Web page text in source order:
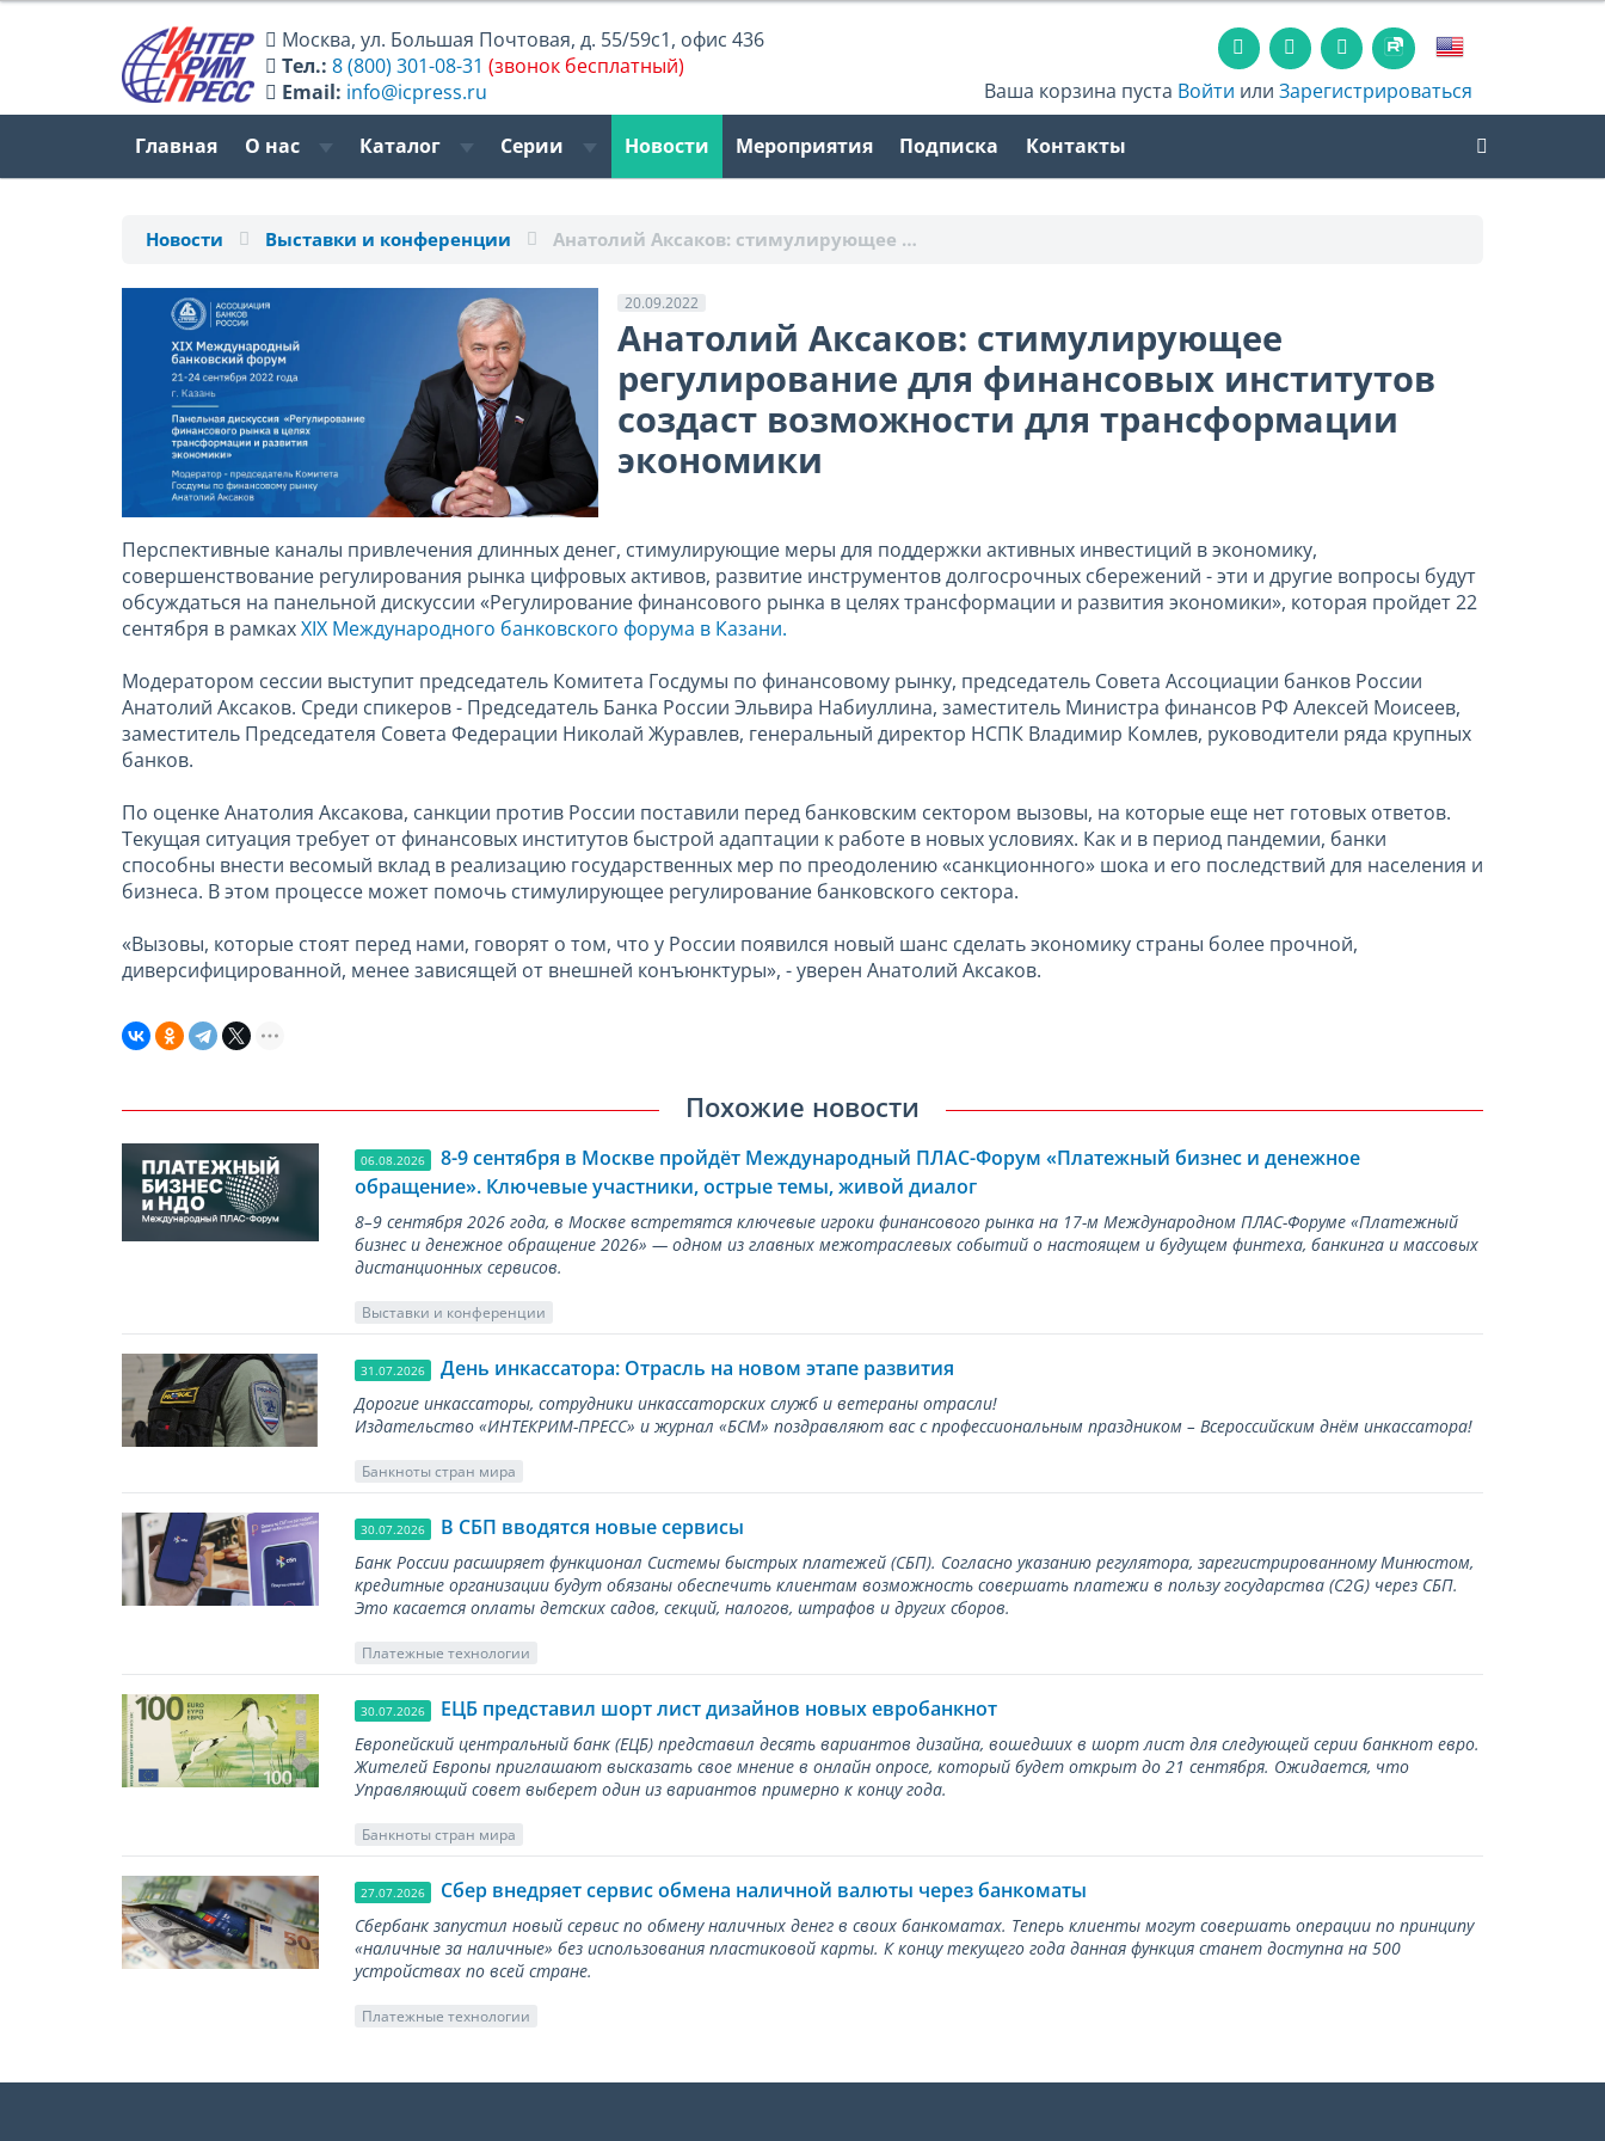
Москва,ул. Большая Почтовая, д. 55/59с1, офис 436
Тел.: 8 (800) 301-08-31 (звонок бесплатный)
Email: info@icpress.ru Ваша корзина пуста Войти илиЗарегистрироваться
Главная О нас Каталог Серии Новости Мероприятия Подписка Контакты
Новости Выставки и конференции Анатолий Аксаков: стимулирующее …
20.09.2022
Анатолий Аксаков: стимулирующее
регулирование для финансовых институтов
создаст возможности для трансформации
экономики
Перспективные каналы привлечения длинных денег, стимулирующие меры для поддержки активных инвестиций в экономику,
совершенствование регулирования рынка цифровых активов, развитие инструментов долгосрочных сбережений - эти и другие вопросы будут
обсуждаться на панельной дискуссии «Регулирование финансового рынка в целях трансформации и развития экономики», которая пройдет 22
сентября в рамкахXIX Международного банковского форума в Казани.
Модератором сессии выступит председатель Комитета Госдумы по финансовому рынку, председатель Совета Ассоциации банков России
Анатолий Аксаков. Среди спикеров - Председатель Банка России Эльвира Набиуллина, заместитель Министра финансов РФ Алексей Моисеев,
заместитель Председателя Совета Федерации Николай Журавлев, генеральный директор НСПК Владимир Комлев, руководители ряда крупных
банков.
По оценке Анатолия Аксакова, санкции против России поставили перед банковским сектором вызовы, на которые еще нет готовых ответов.
Текущая ситуация требует от финансовых институтов быстрой адаптации к работе в новых условиях. Как и в период пандемии, банки
способны внести весомый вклад в реализацию государственных мер по преодолению «санкционного» шока и его последствий для населения и
бизнеса. В этом процессе может помочь стимулирующее регулирование банковского сектора.
«Вызовы, которые стоят перед нами, говорят о том, что у России появился новый шанс сделать экономику страны более прочной,
диверсифицированной, менее зависящей от внешней конъюнктуры», - уверен Анатолий Аксаков.
Похожие новости
06.08.2026
8-9 сентября в Москве пройдёт Международный ПЛАС-Форум «Платежный бизнес и денежное
обращение». Ключевые участники, острые темы, живой диалог
8–9 сентября 2026 года, в Москве встретятся ключевые игроки финансового рынка на 17-м Международном ПЛАС-Форуме «Платежный
бизнес и денежное обращение 2026» — одном из главных межотраслевых событий о настоящем и будущем финтеха, банкинга и массовых
дистанционных сервисов.
Выставки и конференции
31.07.2026 День инкассатора: Отрасль на новом этапе развития
Дорогие инкассаторы, сотрудники инкассаторских служб и ветераны отрасли!
Издательство «ИНТЕКРИМ-ПРЕСС» и журнал «БСМ» поздравляют вас с профессиональным праздником – Всероссийским днём инкассатора!
Банкноты стран мира
30.07.2026 В СБП вводятся новые сервисы
Банк России расширяет функционал Системы быстрых платежей (СБП). Согласно указанию регулятора, зарегистрированному Минюстом,
кредитные организации будут обязаны обеспечить клиентам возможность совершать платежи в пользу государства (С2G) через СБП.
Это касается оплаты детских садов, секций, налогов, штрафов и других сборов.
Платежные технологии
30.07.2026 ЕЦБ представил шорт лист дизайнов новых евробанкнот
Европейский центральный банк (ЕЦБ) представил десять вариантов дизайна, вошедших в шорт лист для следующей серии банкнот евро.
Жителей Европы приглашают высказать свое мнение в онлайн опросе, который будет открыт до 21 сентября. Ожидается, что
Управляющий совет выберет один из вариантов примерно к концу года.
Банкноты стран мира
27.07.2026 Сбер внедряет сервис обмена наличной валюты через банкоматы
Сбербанк запустил новый сервис по обмену наличных денег в своих банкоматах. Теперь клиенты могут совершать операции по принципу
«наличные за наличные» без использования пластиковой карты. К концу текущего года данная функция станет доступна на 500
устройствах по всей стране.
Платежные технологии